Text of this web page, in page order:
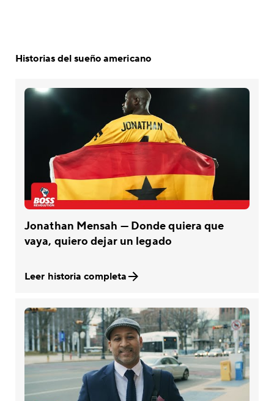
Historias del sueño americano
Jonathan Mensah — Donde quiera que
vaya, quiero dejar un legado
Leer historia completa